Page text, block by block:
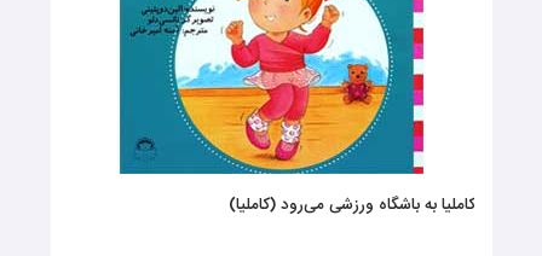
کاملیا به باشگاه ورزشی می‌رود (کاملیا)